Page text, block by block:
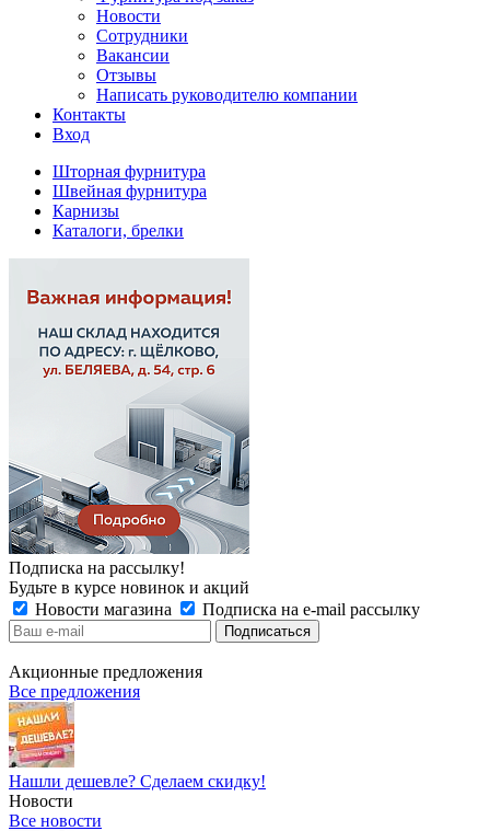
Новости
Сотрудники
Вакансии
Отзывы
Написать руководителю компании
Контакты
Вход
Шторная фурнитура
Швейная фурнитура
Карнизы
Каталоги, брелки
Подписка на рассылку!
Будьте в курсе новинок и акций
Новости магазина
Подписка на e-mail рассылку
Акционные предложения
Все предложения
Нашли дешевле? Сделаем скидку!
Новости
Все новости